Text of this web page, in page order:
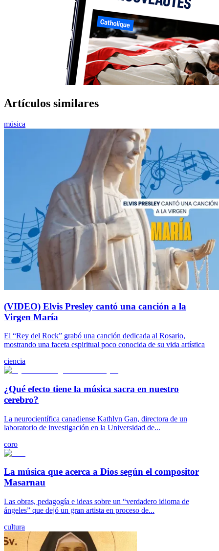
Artículos similares
música
(VIDEO) Elvis Presley cantó una canción a la
Virgen María
El “Rey del Rock” grabó una canción dedicada al Rosario,
mostrando una faceta espiritual poco conocida de su vida artística
ciencia
¿Qué efecto tiene la música sacra en nuestro
cerebro?
La neurocientífica canadiense Kathlyn Gan, directora de un
laboratorio de investigación en la Universidad de...
coro
La música que acerca a Dios según el compositor
Masarnau
Las obras, pedagogía e ideas sobre un “verdadero idioma de
ángeles” que dejó un gran artista en proceso de...
cultura